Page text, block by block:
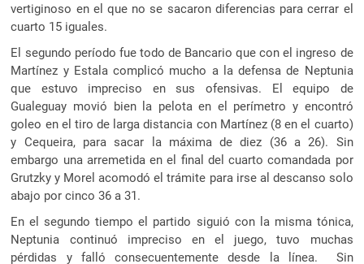
vertiginoso en el que no se sacaron diferencias para cerrar el
cuarto 15 iguales.
El segundo período fue todo de Bancario que con el ingreso de
Martínez y Estala complicó mucho a la defensa de Neptunia
que estuvo impreciso en sus ofensivas. El equipo de
Gualeguay movió bien la pelota en el perímetro y encontró
goleo en el tiro de larga distancia con Martínez (8 en el cuarto)
y Cequeira, para sacar la máxima de diez (36 a 26). Sin
embargo una arremetida en el final del cuarto comandada por
Grutzky y Morel acomodó el trámite para irse al descanso solo
abajo por cinco 36 a 31.
En el segundo tiempo el partido siguió con la misma tónica,
Neptunia continuó impreciso en el juego, tuvo muchas
pérdidas y falló consecuentemente desde la línea. Sin